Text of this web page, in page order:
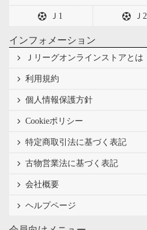
Ｊ1 Ｊ2
インフォメーション
Ｊリーグオンラインストアとは
利用規約
個人情報保護方針
Cookieポリシー
特定商取引法に基づく表記
古物営業法に基づく表記
会社概要
ヘルプページ